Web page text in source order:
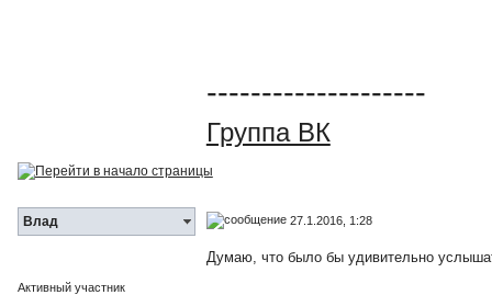
--------------------
Группа ВК
Влад 27.1.2016, 1:28
Активный участник
Думаю, что было бы удивительно